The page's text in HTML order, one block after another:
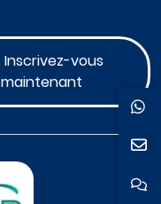
Inscrivez-vous
maintenant